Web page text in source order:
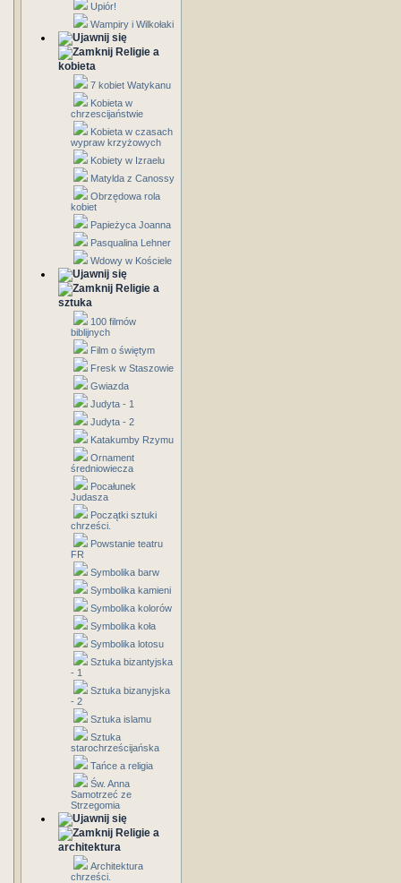
Upiór!
Wampiry i Wilkołaki
Religie a
kobieta
7 kobiet Watykanu
Kobieta w
chrzescijaństwie
Kobieta w czasach
wypraw krzyżowych
Kobiety w Izraelu
Matylda z Canossy
Obrzędowa rola
kobiet
Papieżyca Joanna
Pasqualina Lehner
Wdowy w Kościele
Religie a
sztuka
100 filmów
biblijnych
Film o świętym
Fresk w Staszowie
Gwiazda
Judyta - 1
Judyta - 2
Katakumby Rzymu
Ornament
średniowiecza
Pocałunek
Judasza
Początki sztuki
chrześci.
Powstanie teatru
FR
Symbolika barw
Symbolika kamieni
Symbolika kolorów
Symbolika koła
Symbolika lotosu
Sztuka bizantyjska
- 1
Sztuka bizanyjska
- 2
Sztuka islamu
Sztuka
starochrześcijańska
Tańce a religia
Św. Anna
Samotrzeć ze
Strzegomia
Religie a
architektura
Architektura
chrześci.